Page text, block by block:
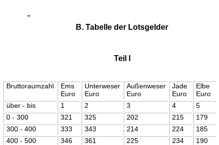
„
B. Tabelle der Lotsgelder
Teil I
Bruttoraumzahl
Ems
Euro
Unterweser
Euro
Außenweser
Euro
Jade
Euro
Elbe
Euro
über - bis
1 2 3 4
5
0 - 300
321 325 202 215
179
300 - 400
333 343 214 224
185
400 - 500
346 361 225 234
190